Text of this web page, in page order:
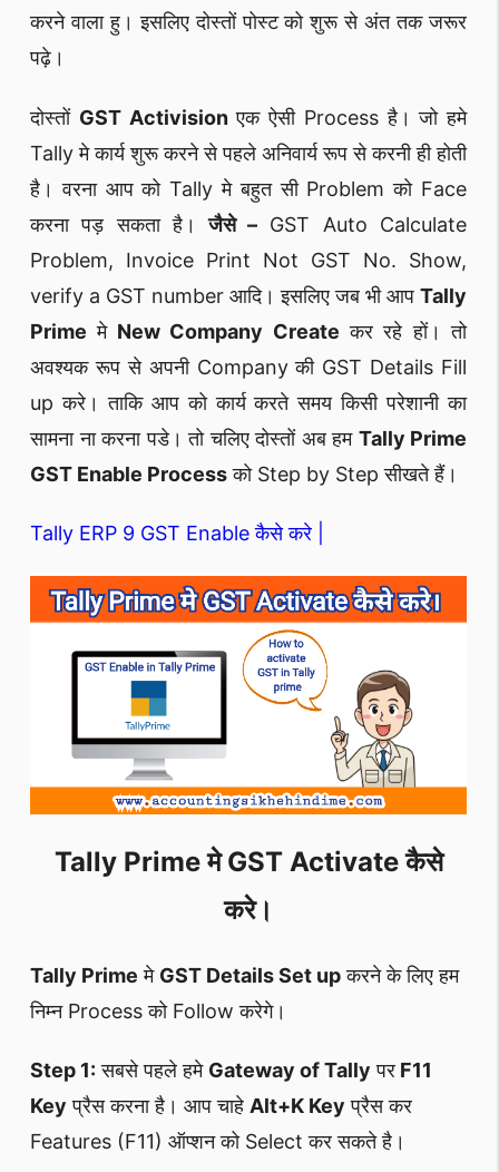
करने वाला हु। इसलिए दोस्तों पोस्ट को शुरू से अंत तक जरूर
पढ़े।
दोस्तों GST Activisionएक ऐसी Process है। जो हमे
Tally मे कार्य शुरू करने से पहले अनिवार्य रूप से करनी ही होती
है। वरना आप को Tally मे बहुत सी Problem को Face
करना पड़ सकता है।
जैसे –GST Auto Calculate
Problem, Invoice Print Not GST No. Show,
verify a GST number आदि। इसलिए जब भी आप Tally
Prime मेNew Company Create कर रहे हों। तो
अवश्यक रूप से अपनी Company की GST Details Fill
up करे। ताकि आप को कार्य करते समय किसी परेशानी का
सामना ना करना पडे। तो चलिए दोस्तों अब हम Tally Prime
GST Enable Processको Step by Step सीखते हैं।
Tally ERP 9 GST Enable कैसे करे |
Tally Prime मे GST Activate कैसे
करे।
Tally Prime मे GST Details Set upकरने के लिए हम
निम्न Process को Follow करेगे।
Step 1: सबसे पहले हमे Gateway of Tally पर F11
Key प्रैस करना है। आप चाहे Alt+K Key प्रैस कर
Features (F11) ऑप्शन को Select कर सकते है।